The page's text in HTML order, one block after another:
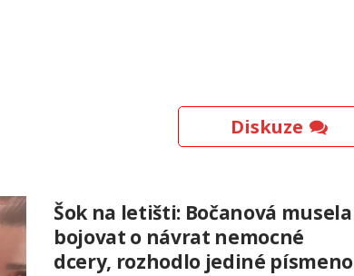
Diskuze
Šok na letišti: Bočanová musela
bojovat o návrat nemocné
dcery, rozhodlo jediné písmeno